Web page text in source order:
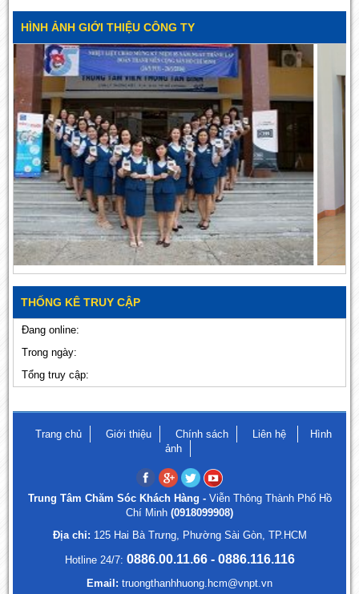
HÌNH ẢNH GIỚI THIỆU CÔNG TY
THỐNG KÊ TRUY CẬP
Đang online:
Trong ngày:
Tổng truy cập:
Trang chủ Giới thiệu Chính sách Liên hệ
Hình
ảnh
Trung Tâm Chăm Sóc Khách Hàng - Viễn Thông Thành Phố Hồ
Chí Minh (0918099908)
Địa chỉ: 125 Hai Bà Trưng, Phường Sài Gòn, TP.HCM
Hotline 24/7: 0886.00.11.66 - 0886.116.116
Email: truongthanhhuong.hcm@vnpt.vn